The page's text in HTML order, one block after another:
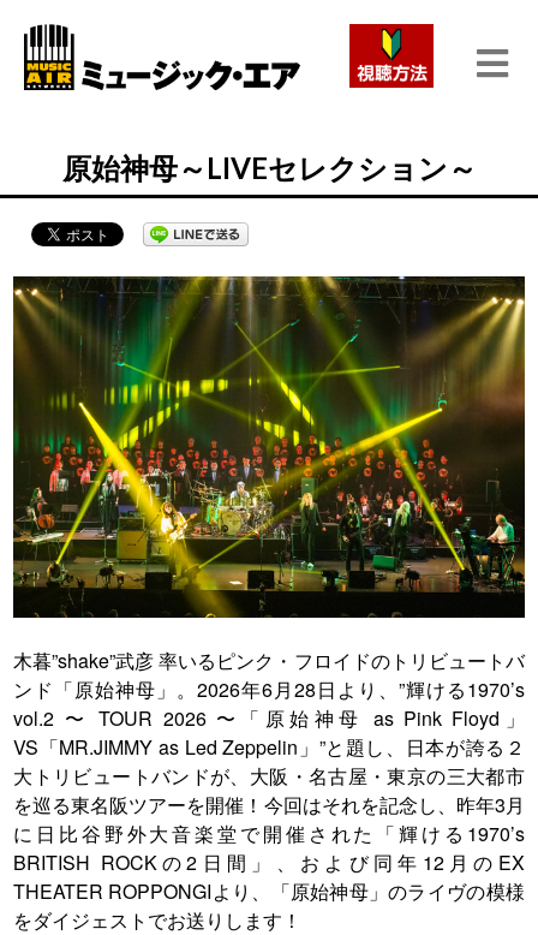
原始神母～LIVEセレクション～
木暮”shake”武彦 率いるピンク・フロイドのトリビュートバ
ンド「原始神母」。2026年6月28日より、”輝ける1970’s
vol.2 〜 TOUR 2026 〜「原始神母 as Pink Floyd」
VS「MR.JIMMY as Led Zeppelin」”と題し、日本が誇る２
大トリビュートバンドが、大阪・名古屋・東京の三大都市
を巡る東名阪ツアーを開催！今回はそれを記念し、昨年3月
に日比谷野外大音楽堂で開催された「輝ける1970’s
BRITISH ROCKの2日間」、および同年12月のEX
THEATER ROPPONGIより、「原始神母」のライヴの模様
をダイジェストでお送りします！